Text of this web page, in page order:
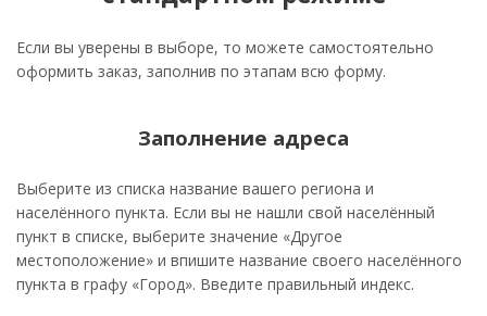
Если вы уверены в выборе, то можете самостоятельно
оформить заказ, заполнив по этапам всю форму.
Заполнение адреса
Выберите из списка название вашего региона и
населённого пункта. Если вы не нашли свой населённый
пункт в списке, выберите значение «Другое
местоположение» и впишите название своего населённого
пункта в графу «Город». Введите правильный индекс.